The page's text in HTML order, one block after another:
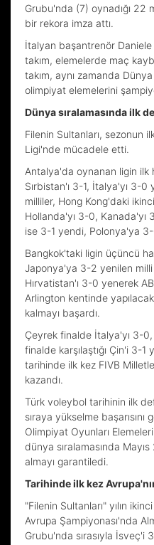
Grubu'nda (7) oynadığı 22
bir rekora imza attı.
İtalyan başantrenör
takım, elemelerde maç
takım, aynı zamanda
olimpiyat elemelerini
Dünya sıralamasında ilk
Filenin Sultanları, sezonun
Ligi'nde mücadele etti.
Antalya'da oynanan ligin ilk
Sırbistan'ı 3-1, İtalya'yı 3-
milliler, Hong Kong'daki
Hollanda'yı 3-0,
ise 3-1 yendi, Polonya'ya
Bangkok'taki ligin üçüncü
Japonya'ya 3-2 yenilen
Hırvatistan'ı 3-0 yenerek
Arlington kentinde
kalmayı başardı.
Çeyrek finalde İtalya'yı 3-
finalde karşılaştığı Çin'i 3-1
tarihinde ilk kez FIVB
kazandı.
Türk voleybol tarihinin ilk
sıraya yükselme
Olimpiyat Oyunları
dünya sıralamasında
almayı garantiledi.
Tarihinde ilk kez
"Filenin Sultanları" yılın
Avrupa Şampiyonası'nda
Grubu'nda sırasıyla İsveç'i